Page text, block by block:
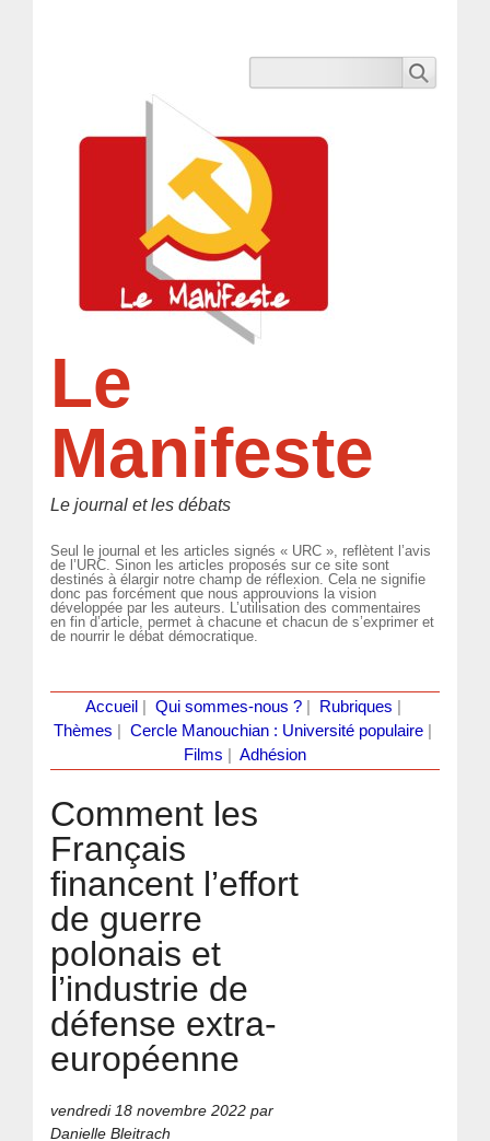
Le
Manifeste
Le journal et les débats
Seul le journal et les articles signés « URC », reflètent l’avis
de l’URC. Sinon les articles proposés sur ce site sont
destinés à élargir notre champ de réflexion. Cela ne signifie
donc pas forcément que nous approuvions la vision
développée par les auteurs. L’utilisation des commentaires
en fin d’article, permet à chacune et chacun de s’exprimer et
de nourrir le débat démocratique.
Accueil Qui sommes-nous ?| Rubriques
Thèmes
Cercle Manouchian : Université populaire
Films
Adhésion
Comment les
Français
financent l’effort
de guerre
polonais et
l’industrie de
défense extra-
européenne
vendredi 18 novembre 2022 par
Danielle Bleitrach